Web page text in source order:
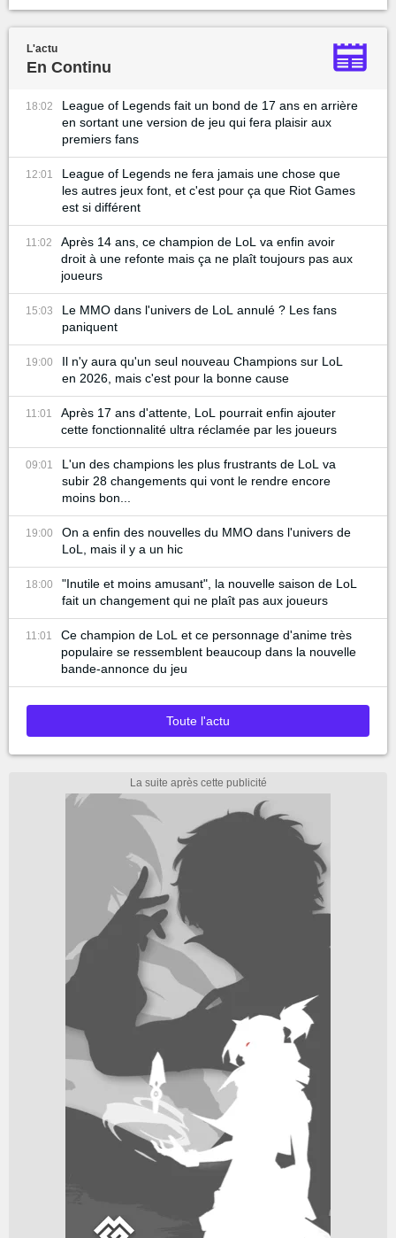
L'actu
En Continu
18:02
League of Legends fait un bond de 17 ans en arrière
en sortant une version de jeu qui fera plaisir aux
premiers fans
12:01
League of Legends ne fera jamais une chose que
les autres jeux font, et c'est pour ça que Riot Games
est si différent
11:02
Après 14 ans, ce champion de LoL va enfin avoir
droit à une refonte mais ça ne plaît toujours pas aux
joueurs
15:03
Le MMO dans l'univers de LoL annulé ? Les fans
paniquent
19:00
Il n'y aura qu'un seul nouveau Champions sur LoL
en 2026, mais c'est pour la bonne cause
11:01
Après 17 ans d'attente, LoL pourrait enfin ajouter
cette fonctionnalité ultra réclamée par les joueurs
09:01
L'un des champions les plus frustrants de LoL va
subir 28 changements qui vont le rendre encore
moins bon...
19:00
On a enfin des nouvelles du MMO dans l'univers de
LoL, mais il y a un hic
18:00
"Inutile et moins amusant", la nouvelle saison de LoL
fait un changement qui ne plaît pas aux joueurs
11:01
Ce champion de LoL et ce personnage d'anime très
populaire se ressemblent beaucoup dans la nouvelle
bande-annonce du jeu
Toute l'actu